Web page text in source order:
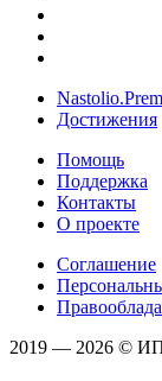
Достижения
Помощь
Поддержка
Контакты
О проекте
Соглашение
2019 — 2026 ©